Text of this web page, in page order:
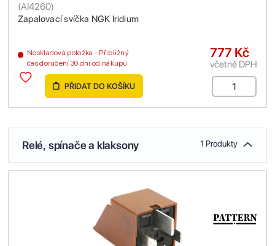
Zapalovací svíčka NGK Iridium
(AI4260)
Neskladová položka - Přibližný
čas doručení 30 dní od nákupu
777 Kč
včetně DPH
PŘIDAT DO KOŠÍKU
Relé, spínače a klaksony 1 Produkty